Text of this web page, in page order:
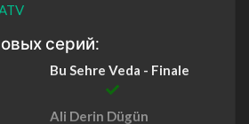
серий:
Bu Sehre Veda - Finale
Ali Derin Dügün